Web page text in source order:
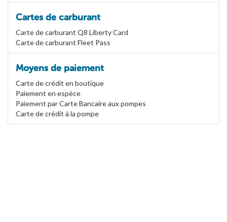
Cartes de carburant
Carte de carburant Q8 Liberty Card
Carte de carburant Fleet Pass
Moyens de paiement
Carte de crédit en boutique
Paiement en espèce
Paiement par Carte Bancaire aux pompes
Carte de crédit à la pompe